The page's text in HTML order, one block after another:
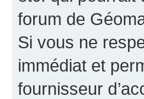
forum de
Si vous ne
immédiat et
fournisseur